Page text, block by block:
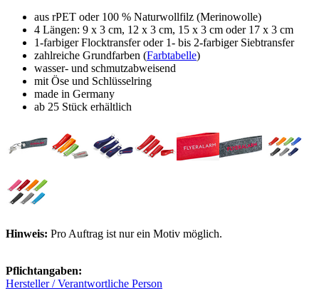
aus rPET oder 100 % Naturwollfilz (Merinowolle)
4 Längen: 9 x 3 cm, 12 x 3 cm, 15 x 3 cm oder 17 x 3 cm
1-farbiger Flocktransfer oder 1- bis 2-farbiger Siebtransfer
zahlreiche Grundfarben (Farbtabelle)
wasser- und schmutzabweisend
mit Öse und Schlüsselring
made in Germany
ab 25 Stück erhältlich
Hinweis: Pro Auftrag ist nur ein Motiv möglich.
Pflichtangaben:
Hersteller / Verantwortliche Person